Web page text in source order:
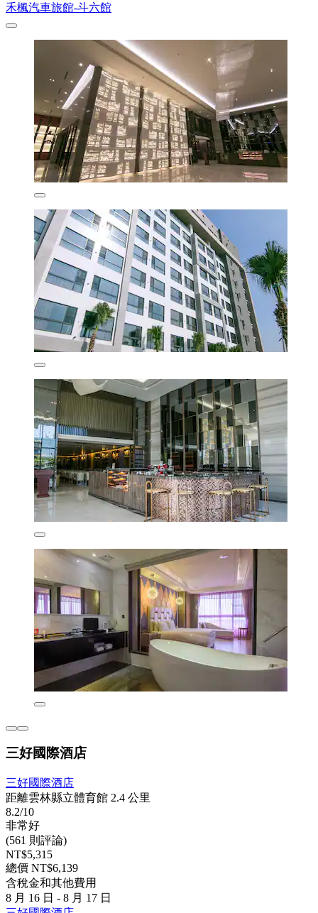
禾楓汽車旅館-斗六館
三好國際酒店
三好國際酒店
距離雲林縣立體育館 2.4 公里
8.2/10
非常好
(561 則評論)
NT$5,315
總價 NT$6,139
含稅金和其他費用
8 月 16 日 - 8 月 17 日